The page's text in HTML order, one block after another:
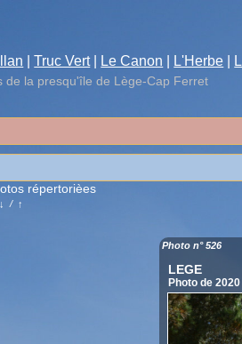
Truc Vert Le Canon L'Herbe
de la presqu'île de Lège-Cap Ferret
répertorièes
/↑
Photo n° 526
LEGE
Photo de 2020